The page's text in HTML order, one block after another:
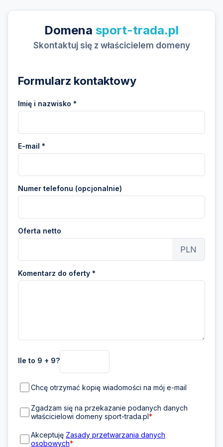
Domena sport-trada.pl
Skontaktuj się z właścicielem domeny
Formularz kontaktowy
Imię i nazwisko *
E-mail *
Numer telefonu (opcjonalnie)
Oferta netto
PLN
Komentarz do oferty *
Ile to 9 + 9?
Chcę otrzymać kopię wiadomości na mój e-mail
Zgadzam się na przekazanie podanych danych
właścicielowi domeny sport-trada.pl*
Akceptuję Zasady przetwarzania danych
osobowych*